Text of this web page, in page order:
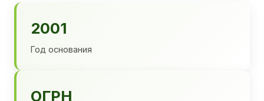
2001
Год основания
ОГРН